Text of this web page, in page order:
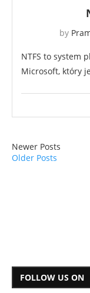
by
NTFS to system
Microsoft, który
Newer Posts
Older Posts
FOLLOW US ON